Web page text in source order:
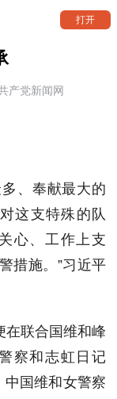
打开
产党新闻网
、奉献最大的
这支特殊的队
心、工作上支
措施。”习近平
在联合国维和峰
察和志虹日记
中国维和女警察